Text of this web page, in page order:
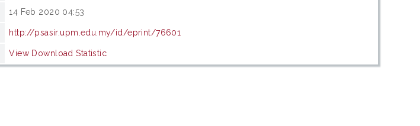
14 Feb 2020 04:53
http://psasir.upm.edu.my/id/eprint/76601
View Download Statistic